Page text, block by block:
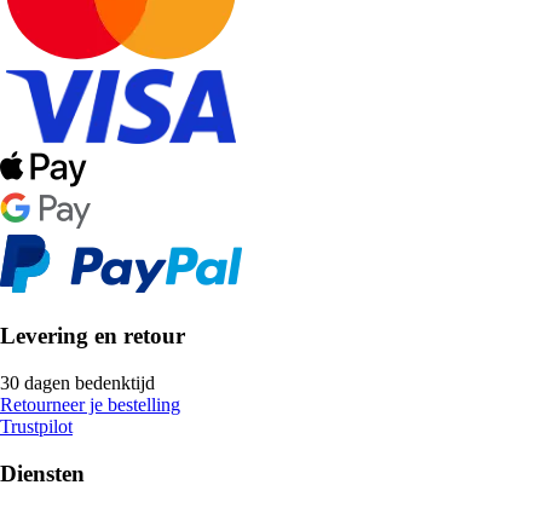
Levering en retour
30 dagen bedenktijd
Retourneer je bestelling
Trustpilot
Diensten